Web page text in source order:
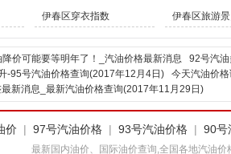
伊春区穿衣指数 伊春区旅游
降价可能要等明年了！_汽油价格最新消息 92号汽油
-95号汽油价格查询(2017年12月4日) 今天汽油价
新消息_最新汽油价格查询(2017年11月29日)
价 | 97号汽油价格 | 93号汽油价格 | 90号
最新国内油价、国际油价查询,全国各地汽油价